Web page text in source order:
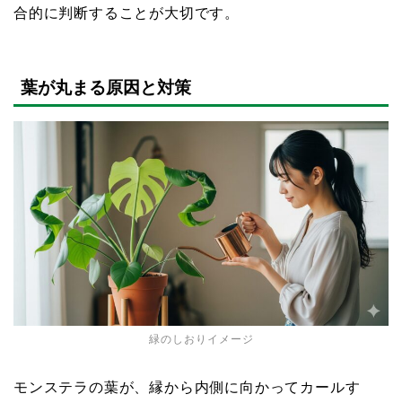
合的に判断することが大切です。
葉が丸まる原因と対策
緑のしおりイメージ
モンステラの葉が、縁から内側に向かってカールす